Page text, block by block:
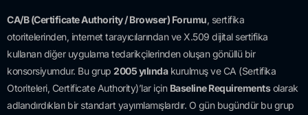
CA/B (Certificate Authority / Browser) Forumu, sertifika
otoritelerinden, internet tarayıcılarından ve X.509 dijital sertifika
kullanan diğer uygulama tedarikçilerinden oluşan gönüllü bir
konsorsiyumdur. Bu grup 2005 yılındakurulmuş ve CA (Sertifika
Otoriteleri, Certificate Authority)’lar için Baseline Requirementsolarak
adlandırdıkları bir standart yayımlamışlardır. O gün bugündür bu grup